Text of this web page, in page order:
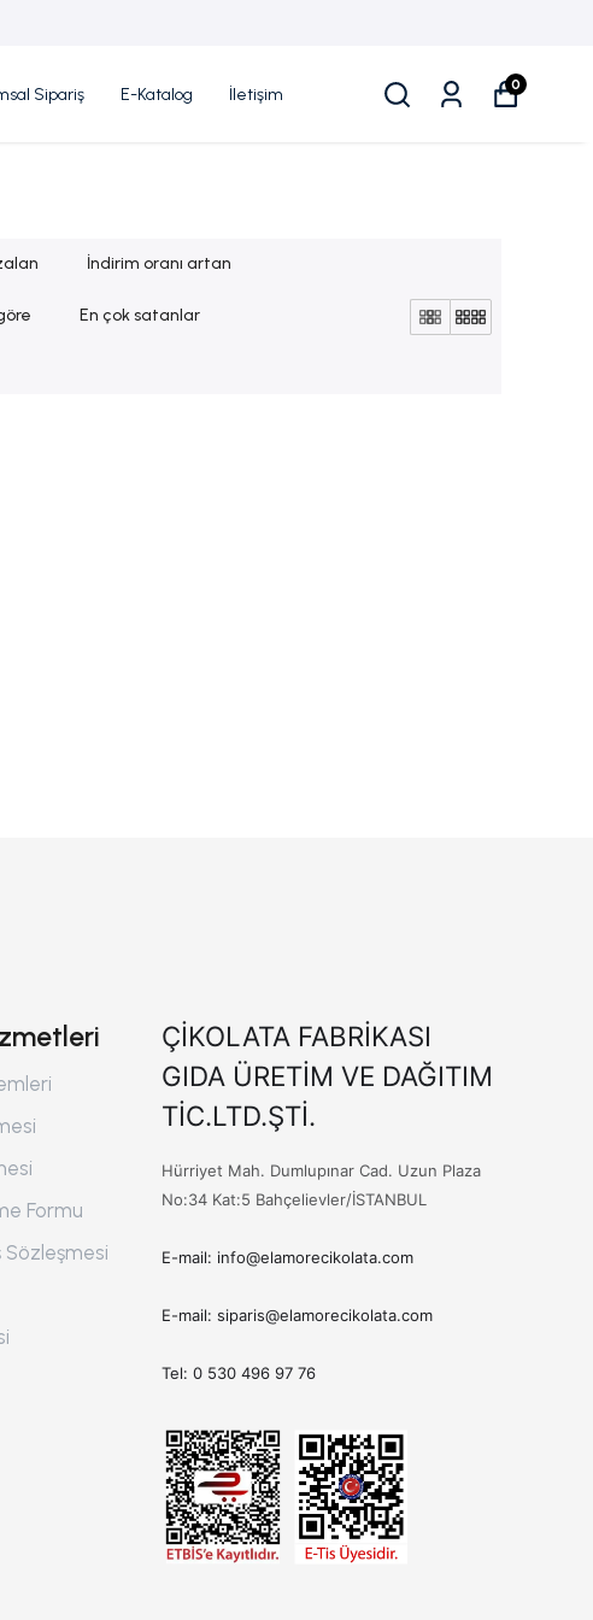
Sipariş E-Katalog İletişim 0
İndirim oranı artan
En çok satanlar
Formu
Sözleşmesi
ÇİKOLATA FABRİKASI
GIDA ÜRETİM VE DAĞITIM
TİC.LTD.ŞTİ.
Hürriyet Mah. Dumlupınar Cad. Uzun Plaza
No:34 Kat:5 Bahçelievler/İSTANBUL
E-mail: info@elamorecikolata.com
E-mail: siparis@elamorecikolata.com
Tel: 0 530 496 97 76